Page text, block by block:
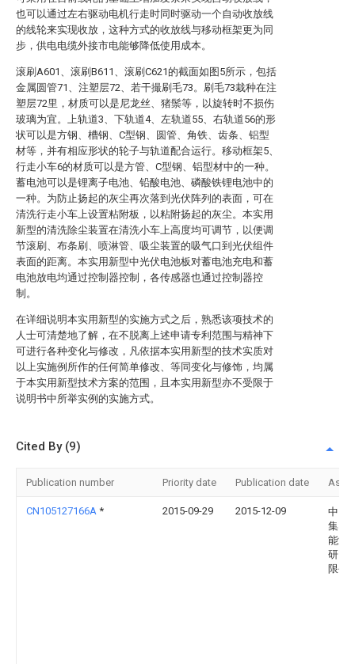
也可以通过左右驱动电机行走时同时驱动一个自动收放线
的线轮来实现收放，这种方式的收放线与移动框架更为同
步，供电电缆外接市电能够降低使用成本。
滚刷A601、滚刷B611、滚刷C621的截面如图5所示，包括
金属圆管71、注塑层72、若干撮刷毛73。刷毛73栽种在注
塑层72里，材质可以是尼龙丝、猪鬃等，以旋转时不损伤
玻璃为宜。上轨道3、下轨道4、左轨道55、右轨道56的形
状可以是方钢、槽钢、C型钢、圆管、角铁、齿条、铝型
材等，并有相应形状的轮子与轨道配合运行。移动框架5、
行走小车6的材质可以是方管、C型钢、铝型材中的一种。
蓄电池可以是锂离子电池、铅酸电池、磷酸铁锂电池中的
一种。为防止扬起的灰尘再次落到光伏阵列的表面，可在
清洗行走小车上设置粘附板，以粘附扬起的灰尘。本实用
新型的清洗除尘装置在清洗小车上高度均可调节，以便调
节滚刷、布条刷、喷淋管、吸尘装置的吸气口到光伏组件
表面的距离。本实用新型中光伏电池板对蓄电池充电和蓄
电池放电均通过控制器控制，各传感器也通过控制器控
制。
在详细说明本实用新型的实施方式之后，熟悉该项技术的
人士可清楚地了解，在不脱离上述申请专利范围与精神下
可进行各种变化与修改，凡依据本实用新型的技术实质对
以上实施例所作的任何简单修改、等同变化与修饰，均属
于本实用新型技术方案的范围，且本实用新型亦不受限于
说明书中所举实例的实施方式。
Cited By (9)
Publication number Priority date Publication date
CN105127166A * 2015-09-29 2015-12-09
中国
集团
能源
研究
限公